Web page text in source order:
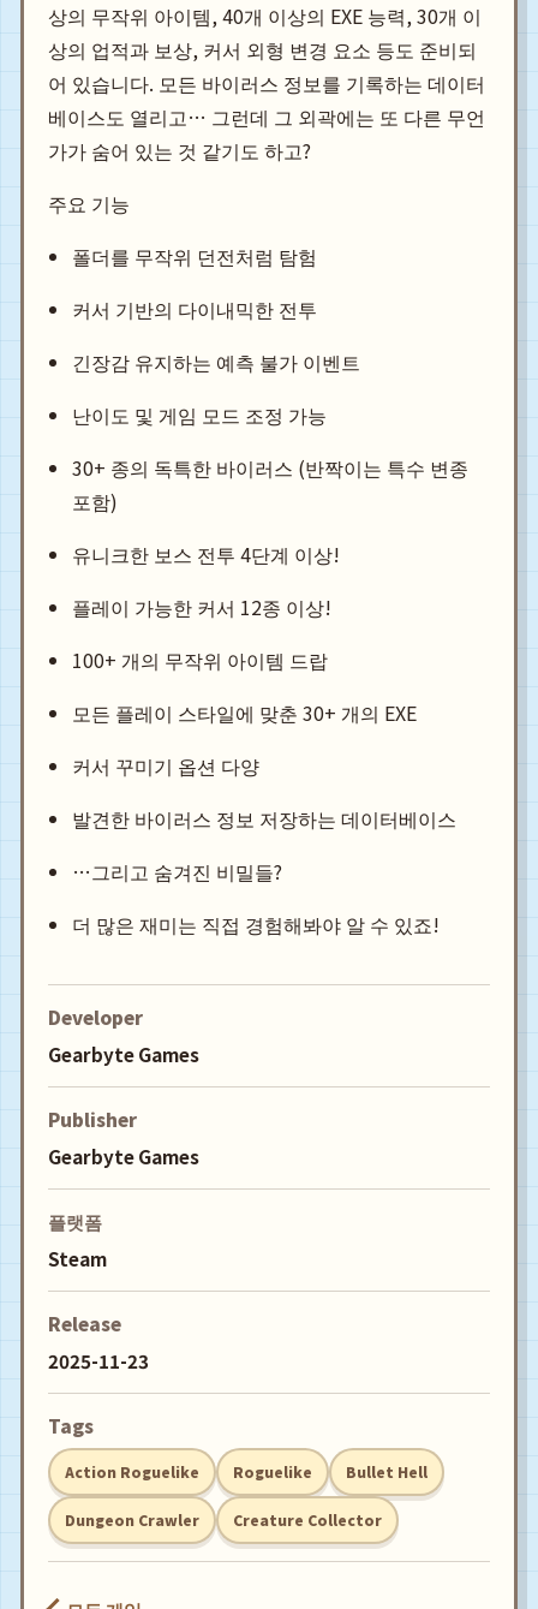
상의 무작위 아이템, 40개 이상의 EXE 능력, 30개 이
상의 업적과 보상, 커서 외형 변경 요소 등도 준비되
어 있습니다. 모든 바이러스 정보를 기록하는 데이터
베이스도 열리고… 그런데 그 외곽에는 또 다른 무언
가가 숨어 있는 것 같기도 하고?
주요 기능
폴더를 무작위 던전처럼 탐험
커서 기반의 다이내믹한 전투
긴장감 유지하는 예측 불가 이벤트
난이도 및 게임 모드 조정 가능
30+ 종의 독특한 바이러스 (반짝이는 특수 변종
포함)
유니크한 보스 전투 4단계 이상!
플레이 가능한 커서 12종 이상!
100+ 개의 무작위 아이템 드랍
모든 플레이 스타일에 맞춘 30+ 개의 EXE
커서 꾸미기 옵션 다양
발견한 바이러스 정보 저장하는 데이터베이스
…그리고 숨겨진 비밀들?
더 많은 재미는 직접 경험해봐야 알 수 있죠!
Developer
Gearbyte Games
Publisher
Gearbyte Games
플랫폼
Steam
Release
2025-11-23
Tags
Action Roguelike Roguelike Bullet Hell
Dungeon Crawler Creature Collector